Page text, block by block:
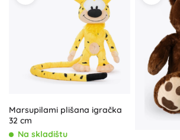
Marsupilami plišana igračka
32 cm
Na skladištu